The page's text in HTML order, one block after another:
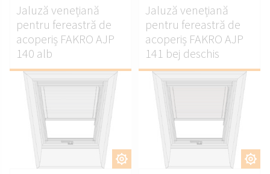
Jaluză venețiană
pentru fereastră de
acoperiș FAKRO AJP
140 alb
Jaluză venețiană
pentru fereastră de
acoperiș FAKRO AJP
141 bej deschis